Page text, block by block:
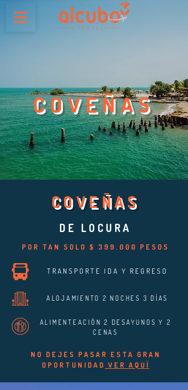
COVEÑAS
COVEÑAS
DE LOCURA
POR TAN SOLO $ 399.000 PESOS
TRANSPORTE IDA Y REGRESO
ALOJAMIENTO 2 NOCHES 3 DÍAS
ALIMENTEACIÓN 2 DESAYUNOS Y 2
CENAS
NO DEJES PASAR ESTA GRAN
OPORTUNIDAD VER AQUÍ